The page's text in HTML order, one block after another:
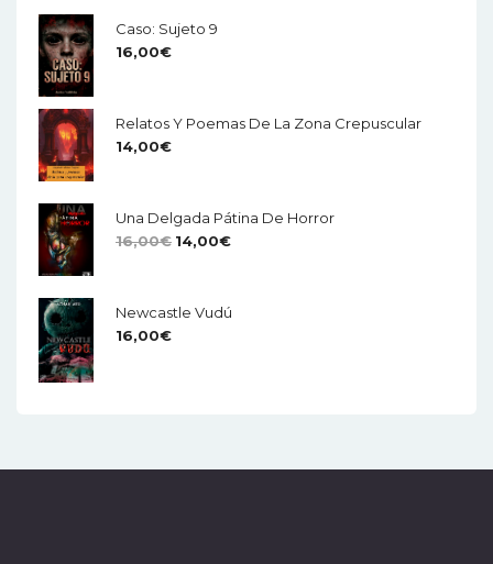
Caso: Sujeto 9
16,00€
Relatos Y Poemas De La Zona Crepuscular
14,00€
Una Delgada Pátina De Horror
16,00€ El
Era:
14,00€El
Es:
Newcastle Vudú
16,00€